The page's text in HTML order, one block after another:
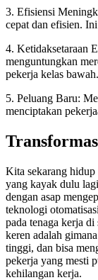
3. Efisiensi
cepat dan efisien.
4. Ketidaksetaraan
menguntungkan
pekerja kelas bawah.
5. Peluang Baru:
menciptakan
Kita sekarang
yang kayak dulu
dengan asap
teknologi
pada tenaga kerja
keren adalah
tinggi, dan bisa
pekerja yang mesti
kehilangan kerja.